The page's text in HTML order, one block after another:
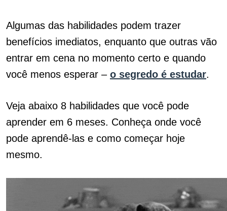
Algumas das habilidades podem trazer
benefícios imediatos, enquanto que outras vão
entrar em cena no momento certo e quando
você menos esperar – o segredo é estudar.
Veja abaixo 8 habilidades que você pode
aprender em 6 meses. Conheça onde você
pode aprendê-las e como começar hoje
mesmo.